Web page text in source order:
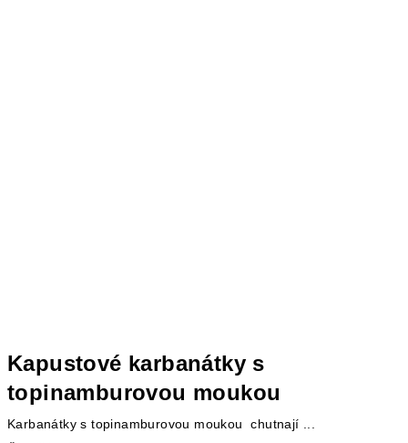
Kapustové karbanátky s
topinamburovou moukou
Karbanátky s topinamburovou moukou chutnají ...